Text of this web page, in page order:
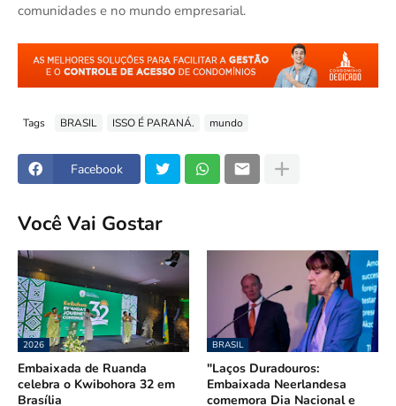
comunidades e no mundo empresarial.
Tags BRASIL ISSO É PARANÁ. mundo
Facebook
Você Vai Gostar
2026
Embaixada de Ruanda
celebra o Kwibohora 32 em
Brasília
BRASIL
"Laços Duradouros:
Embaixada Neerlandesa
comemora Dia Nacional e